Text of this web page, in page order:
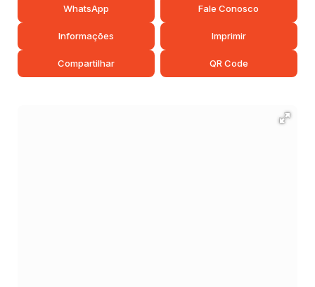
WhatsApp Fale Conosco
Informações Imprimir
Compartilhar QR Code